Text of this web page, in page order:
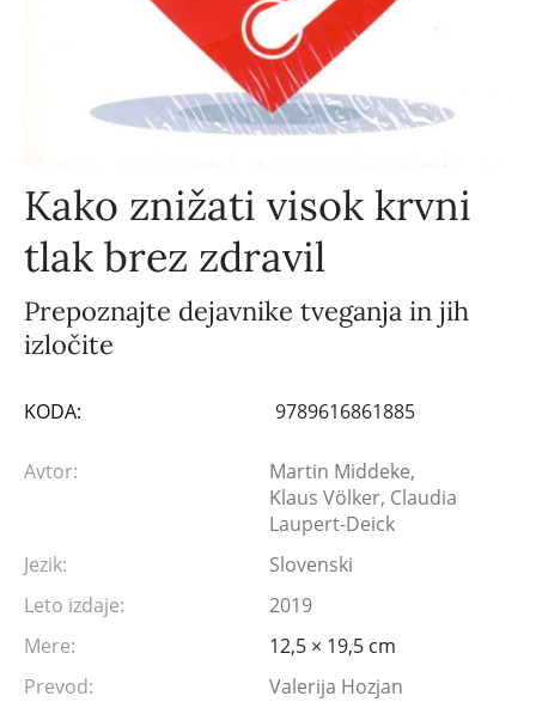
Kako znižati visok krvni
tlak brez zdravil
Prepoznajte dejavnike tveganja in jih
izločite
KODA: 9789616861885
Avtor:
Martin Middeke,
Klaus Völker, Claudia
Laupert-Deick
Jezik:
Slovenski
Leto izdaje:
2019
Mere:
12,5 × 19,5 cm
Prevod:
Valerija Hozjan